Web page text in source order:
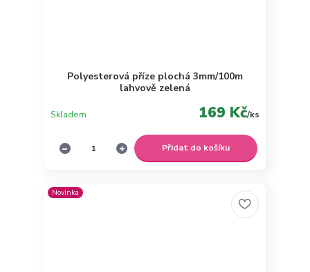
Polyesterová příze plochá 3mm/100m
lahvově zelená
169 Kč/ks
Skladem
Přidat do košíku
Novinka